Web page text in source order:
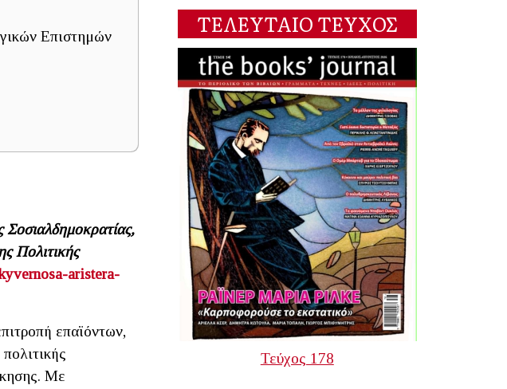
Επιστημών
Πολιτικής
aristera-
επαϊόντων,
Με
ΤΕΛΕΥΤΑΙΟ ΤΕΥΧΟΣ
Τεύχος 178